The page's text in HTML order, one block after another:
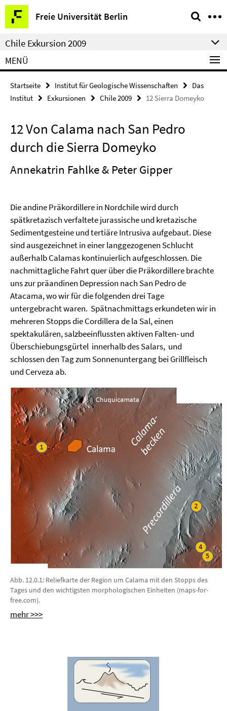
Springe
direkt
zu
Inhalt
Freie Universität Berlin
Service-
Navigation
Chile Exkursion 2009
MENÜ
Startseite Institut für Geologische Wissenschaften
Das
Institut
Exkursionen Chile 2009 12 Sierra Domeyko
12 Von Calama nach San Pedro
durch die Sierra Domeyko
Annekatrin Fahlke & Peter Gipper
Die andine Präkordillere in Nordchile wird durch
spätkretazisch verfaltete jurassische und kretazische
Sedimentgesteine und tertiäre Intrusiva aufgebaut. Diese
sind ausgezeichnet in einer langgezogenen Schlucht
außerhalb Calamas kontinuierlich aufgeschlossen. Die
nachmittagliche Fahrt quer über die Präkordillere brachte
uns zur präandinen Depression nach San Pedro de
Atacama, wo wir für die folgenden drei Tage
untergebracht waren. Spätnachmittags erkundeten wir in
mehreren Stopps die Cordillera de la Sal, einen
spektakulären, salzbeeinflussten aktiven Falten- und
Überschiebungsgürtel innerhalb des Salars, und
schlossen den Tag zum Sonnenuntergang bei Grillfleisch
und Cerveza ab.
Abb. 12.0.1: Reliefkarte der Region um Calama mit den Stopps des
Tages und den wichtigsten morphologischen Einheiten (maps-for-
free.com).
mehr >>>